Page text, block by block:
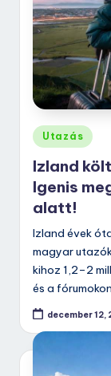
Posted
in
Utazás
Izland
Igenis
alatt!
Izland évek
magyar
kihoz 1,2–2
és a
december 12,